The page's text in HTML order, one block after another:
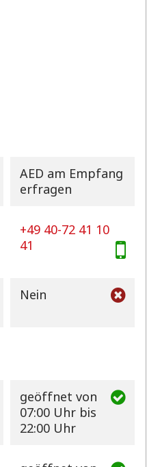
AED am Empfang
erfragen
+49 40-72 41 10
41
Nein
geöffnet von
07:00 Uhr bis
22:00 Uhr